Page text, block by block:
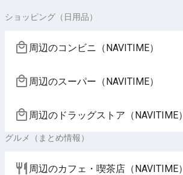
ショッピング（日用品）
周辺のコンビニ（NAVITIME）
周辺のスーパー（NAVITIME）
周辺のドラッグストア（NAVITIME）
グルメ（まとめ情報）
周辺のカフェ・喫茶店（NAVITIME）